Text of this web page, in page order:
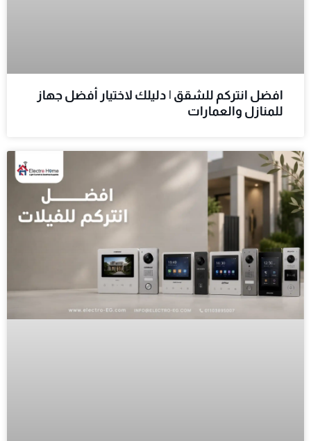
افضل انتركم للشقق | دليلك لاختيار أفضل جهاز
للمنازل والعمارات